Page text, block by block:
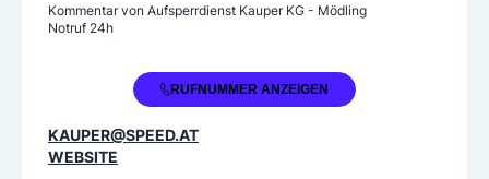
Kommentar von Aufsperrdienst Kauper KG - Mödling
Notruf 24h
+43 2236 860961RUFNUMMER ANZEIGEN
KAUPER@SPEED.AT
WEBSITE